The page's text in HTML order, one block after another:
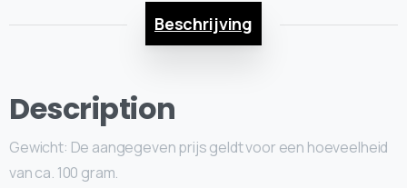
Beschrijving
Description
Gewicht: De aangegeven prijs geldt voor een hoeveelheid
van ca. 100 gram.